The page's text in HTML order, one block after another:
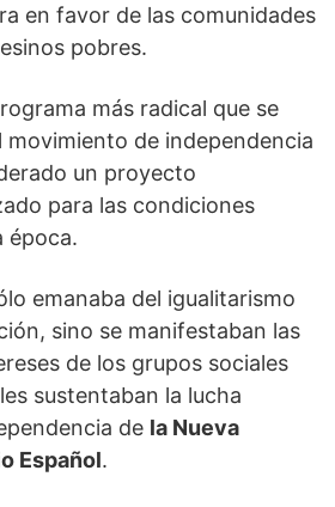
en favor de las comunidades
pobres.
más radical que se
movimiento de independencia
un proyecto
para las condiciones
época.
emanaba del igualitarismo
sino se manifestaban las
de los grupos sociales
sustentaban la lucha
de la Nueva
Español.